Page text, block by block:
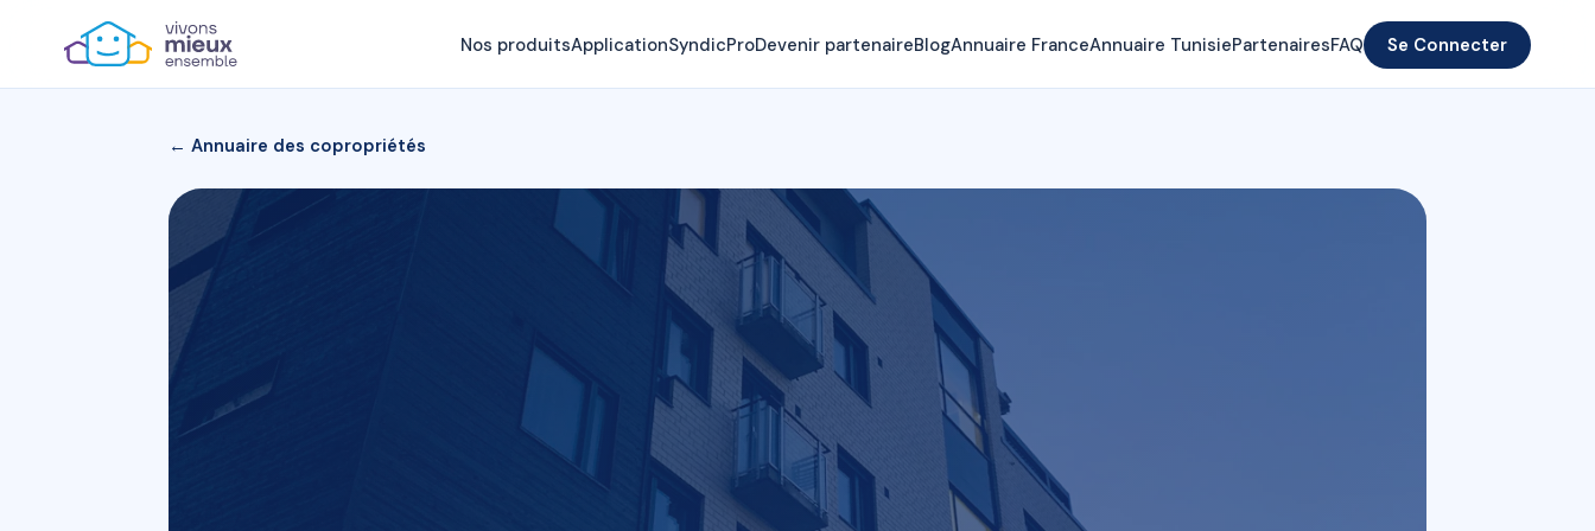
Nos produitsApplicationSyndicProDevenir partenaireBlogAnnuaire FranceAnnuaire TunisiePartenairesFAQ Se Connecter
← Annuaire des copropriétés